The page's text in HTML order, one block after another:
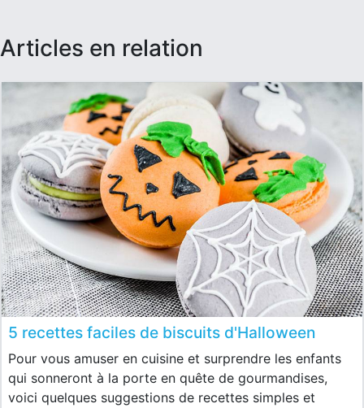
articles en relation
5 recettes faciles de biscuits d'Halloween
Pour vous amuser en cuisine et surprendre les enfants
qui sonneront à la porte en quête de gourmandises,
voici quelques suggestions de recettes simples et